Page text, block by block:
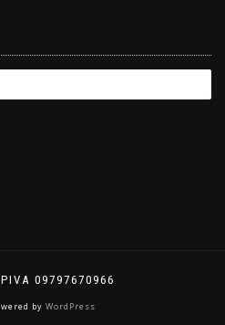
09797670966
by WordPress